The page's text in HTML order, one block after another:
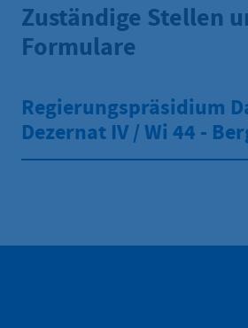
Zuständige Stellen
Formulare
Regierungspräsidium
Dezernat IV / Wi 44 -